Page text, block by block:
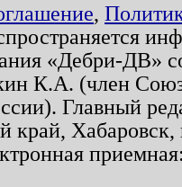
,
«Дебри-ДВ»
К.А. (член
Главный
край,